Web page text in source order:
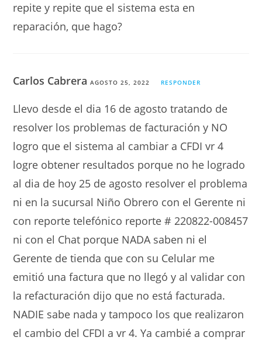
repite y repite que el sistema esta en
reparación, que hago?
Carlos CabreraAGOSTO 25, 2022 RESPONDER
Llevo desde el dia 16 de agosto tratando de
resolver los problemas de facturación y NO
logro que el sistema al cambiar a CFDI vr 4
logre obtener resultados porque no he logrado
al dia de hoy 25 de agosto resolver el problema
ni en la sucursal Niño Obrero con el Gerente ni
con reporte telefónico reporte # 220822-008457
ni con el Chat porque NADA saben ni el
Gerente de tienda que con su Celular me
emitió una factura que no llegó y al validar con
la refacturación dijo que no está facturada.
NADIE sabe nada y tampoco los que realizaron
el cambio del CFDI a vr 4. Ya cambié a comprar